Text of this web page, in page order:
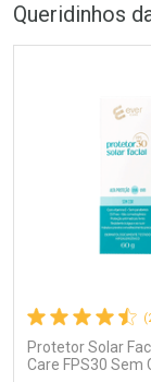
Queridinhos
Protetor Solar
Care FPS30 Sem